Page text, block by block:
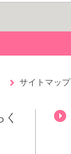
サイトマップ